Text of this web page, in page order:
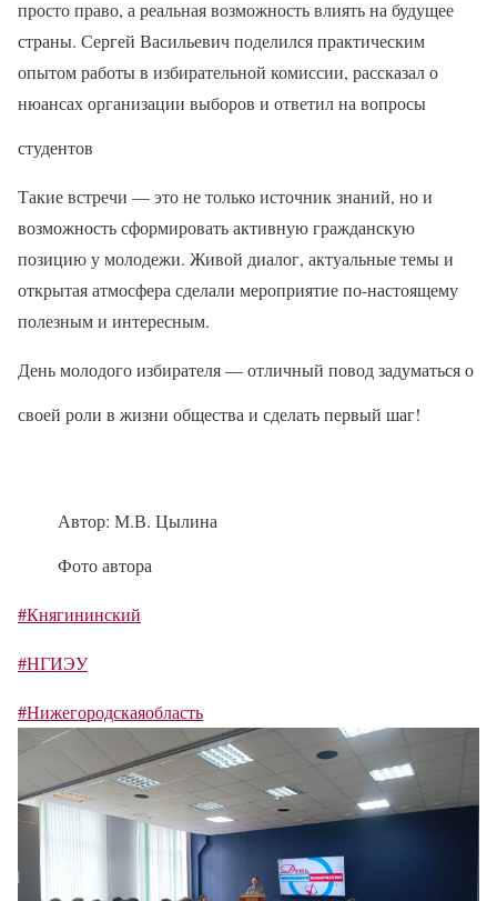
просто право, а реальная возможность влиять на будущее
страны. Сергей Васильевич поделился практическим
опытом работы в избирательной комиссии, рассказал о
нюансах организации выборов и ответил на вопросы
студентов
Такие встречи — это не только источник знаний, но и
возможность сформировать активную гражданскую
позицию у молодежи. Живой диалог, актуальные темы и
открытая атмосфера сделали мероприятие по-настоящему
полезным и интересным.
День молодого избирателя — отличный повод задуматься о
своей роли в жизни общества и сделать первый шаг!
Автор: М.В. Цылина
Фото автора
#Княгининский
#НГИЭУ
#Нижегородскаяобласть